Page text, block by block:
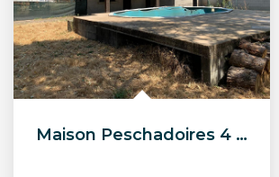
Maison Peschadoires 4 pièce(s) 140 m2